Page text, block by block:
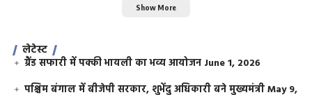
Show More
लेटेस्ट
ग्रैंड सफारी में पक्की भायली का भव्य आयोजन June 1, 2026
पश्चिम बंगाल में बीजेपी सरकार, शुभेंदु अधिकारी बने मुख्यमंत्रीMay 9,